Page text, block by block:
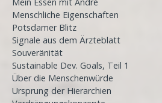
Mein Essen mit André
Menschliche Eigenschaften
Potsdamer Blitz
Signale aus dem Ärzteblatt
Souveränität
Sustainable Dev. Goals, Teil 1
Über die Menschenwürde
Ursprung der Hierarchien